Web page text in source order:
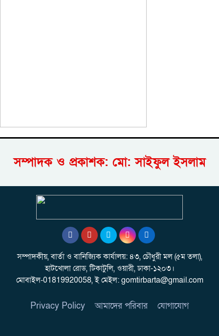
সম্পাদক ও প্রকাশক: মো: সাইফুল ইসলাম
সম্পাদকীয়, বার্তা ও বানিজ্যিক কার্যালয়: ৪৩, চৌধুরী মল (৫ম তলা),
হাটখোলা রোড, টিকাটুলি, ওয়ারী, ঢাকা-১২০৩।
মোবাইল-01819920058, ই মেইল: gomtirbarta@gmail.com
Privacy Policy আমাদের পরিবার যোগাযোগ